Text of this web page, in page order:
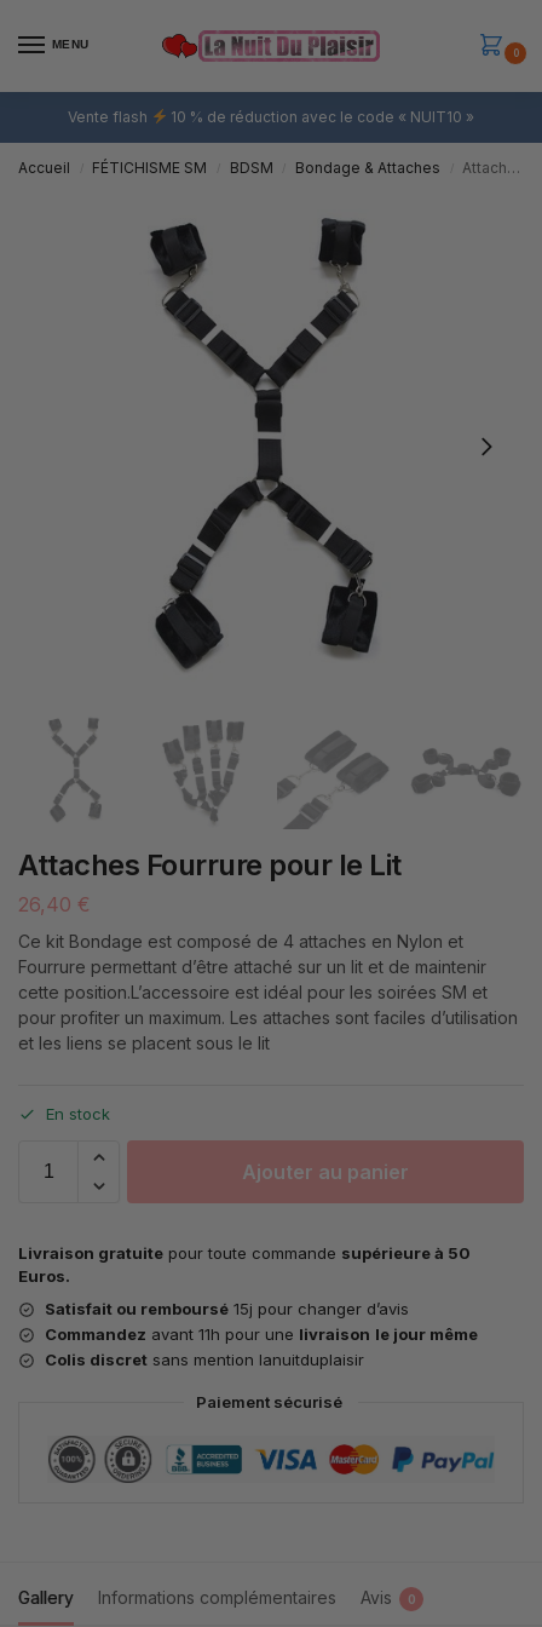
MENU
0
Vente flash 10 % de réduction avec le code « NUIT10 »
Accueil FÉTICHISME SM BDSM Bondage & Attaches Attaches Fourrure pour le Lit
Attaches Fourrure pour le Lit
26,40 €
Ce kit Bondage est composé de 4 attaches en Nylon et
Fourrure permettant d’être attaché sur un lit et de maintenir
cette position.L’accessoire est idéal pour les soirées SM et
pour profiter un maximum. Les attaches sont faciles d’utilisation
et les liens se placent sous le lit
En stock
Ajouter au panier
Livraison gratuite pour toute commande supérieure à 50
Euros.
Satisfait ou remboursé 15j pour changer d’avis
Commandez avant 11h pour une livraison le jour même
Colis discret sans mention lanuitduplaisir
Paiement sécurisé
Gallery Informations complémentaires Avis 0